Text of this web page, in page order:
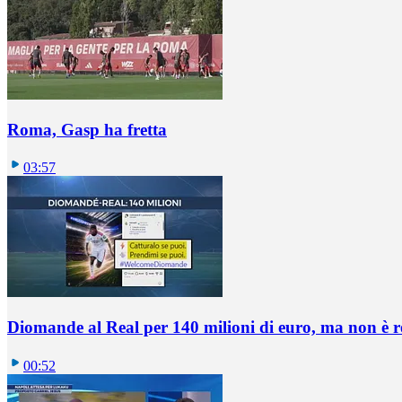
Roma, Gasp ha fretta
03:57
Diomande al Real per 140 milioni di euro, ma non è
00:52